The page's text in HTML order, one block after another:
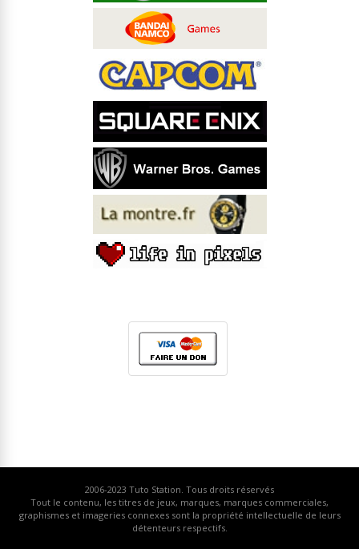
2006-2023 Tuto Station. Tous droits réservés
Tout le contenu, les titres de jeux, marques, marques commerciales,
graphismes et imageries connexes sont la propriété intellectuelle de leurs
détenteurs respectifs.